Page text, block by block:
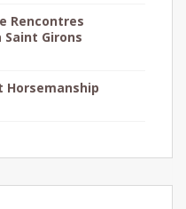
Rencontres
Saint Girons
Horsemanship